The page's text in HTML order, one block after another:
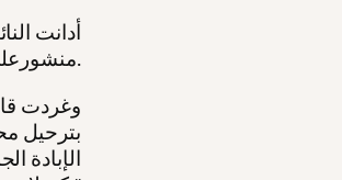
أدانت
منشورعلى وسائل التواصل الاجتماعي.
وغردت
بترحيل
الإبادة